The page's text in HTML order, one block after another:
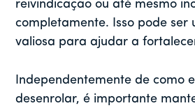
reivindicação ou até mesmo
completamente. Isso pode ser
valiosa para ajudar a
Independentemente de como
desenrolar, é importante